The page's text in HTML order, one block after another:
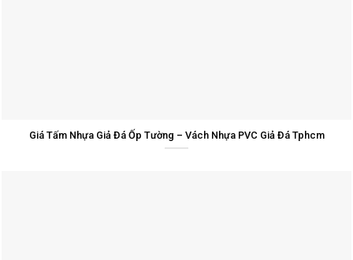
Giá Tấm Nhựa Giả Đá Ốp Tường – Vách Nhựa PVC Giả Đá Tphcm